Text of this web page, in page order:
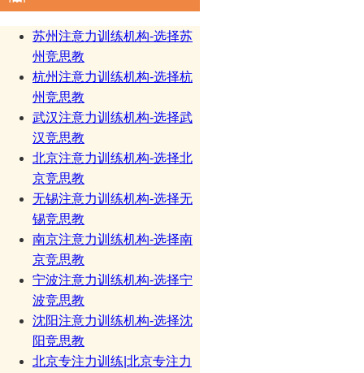
苏州注意力训练机构-选择苏
州竞思教
杭州注意力训练机构-选择杭
州竞思教
武汉注意力训练机构-选择武
汉竞思教
北京注意力训练机构-选择北
京竞思教
无锡注意力训练机构-选择无
锡竞思教
南京注意力训练机构-选择南
京竞思教
宁波注意力训练机构-选择宁
波竞思教
沈阳注意力训练机构-选择沈
阳竞思教
北京专注力训练|北京专注力